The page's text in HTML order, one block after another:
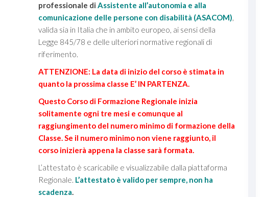
professionale di Assistente all’autonomia e alla
comunicazione delle persone con disabilità (ASACOM),
valida sia in Italia che in ambito europeo, ai sensi della
Legge 845/78 e delle ulteriori normative regionali di
riferimento.
ATTENZIONE: La data di inizio del corso è stimata in
quanto la prossima classe E’ IN PARTENZA.
Questo Corso di Formazione Regionale inizia
solitamente ogni tre mesi e comunque al
raggiungimento del numero minimo di formazione della
Classe. Se il numero minimo non viene raggiunto, il
corso inizierà appena la classe sarà formata.
L’attestato è scaricabile e visualizzabile dalla piattaforma
Regionale. L’attestato è valido per sempre, non ha
scadenza.